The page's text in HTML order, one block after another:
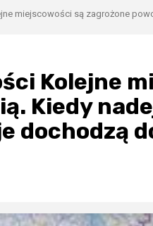
miejscowości są zagrożone
Kolejne
Kiedy
dochodzą